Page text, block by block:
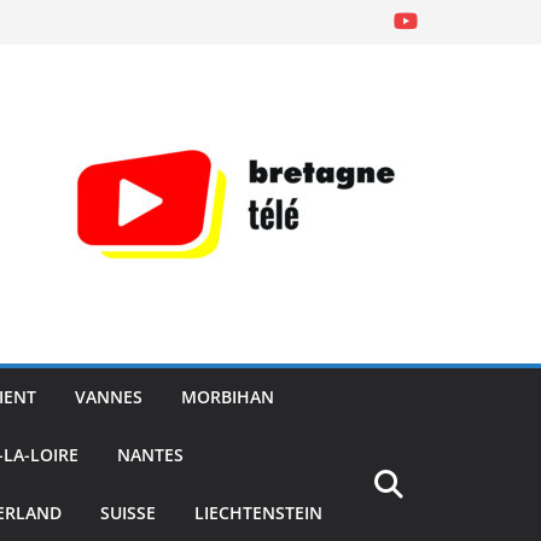
VANNES MORBIHAN
LOIRE NANTES
SUISSE LIECHTENSTEIN